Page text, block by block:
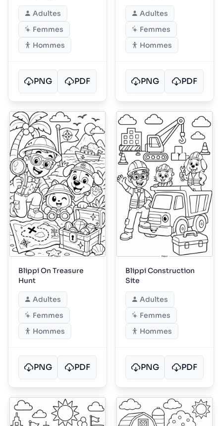
Adultes
Femmes
Hommes
PNG PDF
Adultes
Femmes
Hommes
PNG PDF
Blippi On Treasure
Hunt
Adultes
Femmes
Hommes
PNG PDF
Blippi Construction
Site
Adultes
Femmes
Hommes
PNG PDF